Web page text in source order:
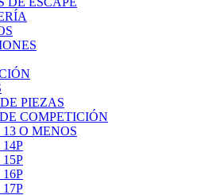
PIEZAS
COMPETICIÓN
O MENOS